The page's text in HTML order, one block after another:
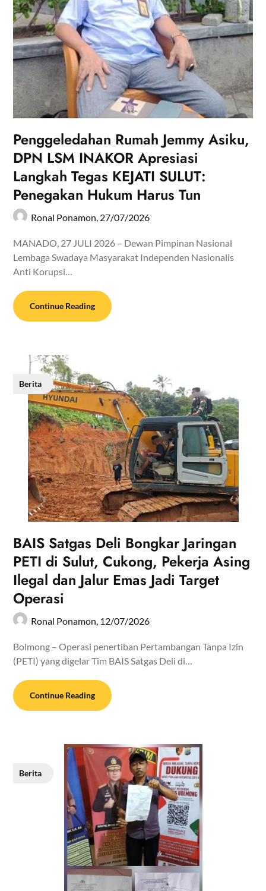
Penggeledahan Rumah Jemmy Asiku,
DPN LSM INAKOR Apresiasi
Langkah Tegas KEJATI SULUT:
Penegakan Hukum Harus Tun
Ronal Ponamon, 27/07/2026
MANADO, 27 JULI 2026 – Dewan Pimpinan Nasional
Lembaga Swadaya Masyarakat Independen Nasionalis
Anti Korupsi…
Continue Reading
Berita
BAIS Satgas Deli Bongkar Jaringan
PETI di Sulut, Cukong, Pekerja Asing
Ilegal dan Jalur Emas Jadi Target
Operasi
Ronal Ponamon, 12/07/2026
Bolmong – Operasi penertiban Pertambangan Tanpa Izin
(PETI) yang digelar Tim BAIS Satgas Deli di…
Continue Reading
Berita